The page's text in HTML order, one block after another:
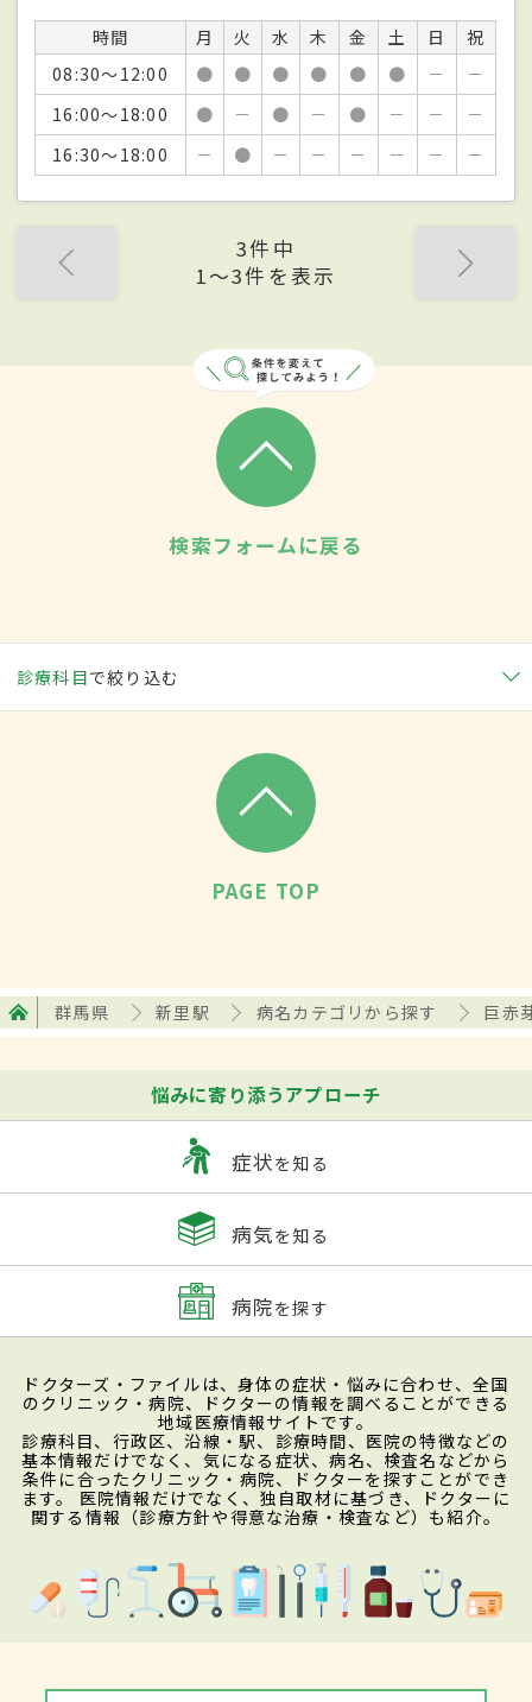
時間 月 火 水 木 金 土 日
祝
08:30～12:00
● ● ● ● ● ● －
－
16:00～18:00
● － ● － ● － －
－
16:30～18:00
－ ● － － － － － －
3件中
1〜3件を表示
検索フォームに戻る
診療科目で絞り込む
PAGE TOP
群馬県 新里駅 病名カテゴリから探す 巨赤
悩みに寄り添うアプローチ
症状を知る
病気を知る
病院を探す
ドクターズ・ファイルは、身体の症状・悩みに合わせ、全国
のクリニック・病院、ドクターの情報を調べることができる
地域医療情報サイトです。
診療科目、行政区、沿線・駅、診療時間、医院の特徴などの
基本情報だけでなく、気になる症状、病名、検査名などから
条件に合ったクリニック・病院、ドクターを探すことができ
ます。 医院情報だけでなく、独自取材に基づき、ドクターに
関する情報（診療方針や得意な治療・検査など）も紹介。